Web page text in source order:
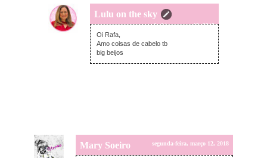
Lulu on the sky
segunda-feira, março 12, 2018
Oi Rafa,
Amo coisas de cabelo tb
big beijos
Mary Soeiro segunda-feira, março 12, 2018